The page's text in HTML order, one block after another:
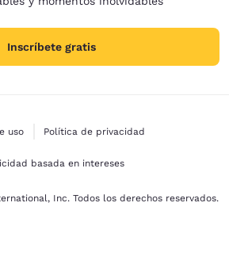
Inscríbete gratis
uso Política de privacidad
basada en intereses
Inc. Todos los derechos reservados.